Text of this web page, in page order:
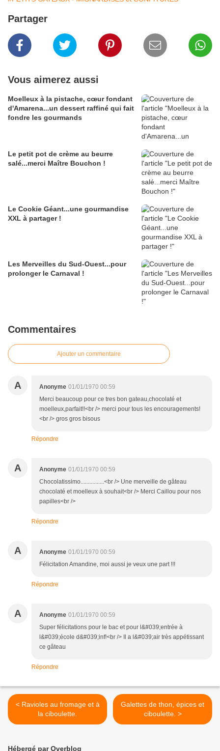
Partager
Vous aimerez aussi
Moelleux à la pistache, cœur fondant
d'Amarena...un dessert raffiné qui fait
fondre les gourmands
Le petit pot de crème au beurre
salé...merci Maître Bouchon !
Le Cookie Géant...une gourmandise
XXL à partager !
Les Merveilles du Sud-Ouest...pour
prolonger le Carnaval !
Commentaires
Ajouter un commentaire
A Anonyme 01/01/1970 00:59
Merci beaucoup pour ce tres bon gateau,chocolaté et
moelleux,parfait!!<br /> merci pour tous les encouragements!
<br /> gros gros bisous
Répondre
A Anonyme 01/01/1970 00:59
Chocolatissimo................<br /> Une merveille de gâteau
chocolaté et moelleux à souhait<br /> Merci Caillou pour nos
papilles<br />
Répondre
A Anonyme 01/01/1970 00:59
Félicitation Amandine, moi aussi je veux une part !!!
Répondre
A Anonyme 01/01/1970 00:59
Super félicitations pour le bac et pour l&#039;entrée à
l&#039;école d&#039;inf!<br /> Il a l&#039;air très appétissant
ce gâteau
Répondre
< Ravioles au fromage et à
la ciboulette.
Galettes de thon, épices et
ciboulette. >
Hébergé par Overblog